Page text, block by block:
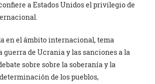
a Estados Unidos el privilegio de
en el ámbito internacional, tema
guerra de Ucrania y las sanciones a la
sobre sobre la soberanía y la
de los pueblos,